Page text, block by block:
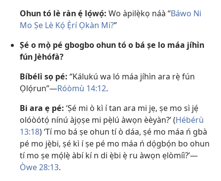
Ohun tó lè ràn ẹ́ lọ́wọ́: Wo àpilẹ̀kọ náà “Báwo Ni
Mo Ṣe Lè Kọ́ Ẹ̀rí Ọkàn Mi?”
Ṣé o mọ̀ pé gbogbo ohun tó o bá ṣe lo máa jíhìn
fún Jèhófà?
Bíbélì sọ pé: “Kálukú wa ló máa jíhìn ara rẹ̀ fún
Ọlọ́run”​—Róòmù 14:12.
Bi ara ẹ pé: ‘Ṣé mi ò kì í tan ara mi jẹ, ṣe mo sì jẹ́
olóòótọ́ nínú àjọṣe mi pẹ̀lú àwọn èèyàn?’ (Hébérù
13:18) ‘Tí mo bá ṣe ohun tí ò dáa, ṣé mo máa ń gbà
pé mo jẹ̀bi, ṣé kì í ṣe pé mo máa ń dọ́gbọ́n bo ohun
tí mo ṣe mọ́lẹ̀ àbí kí n di ẹ̀bi ẹ̀ ru àwọn ẹlòmíì?’​—
Òwe 28:13.